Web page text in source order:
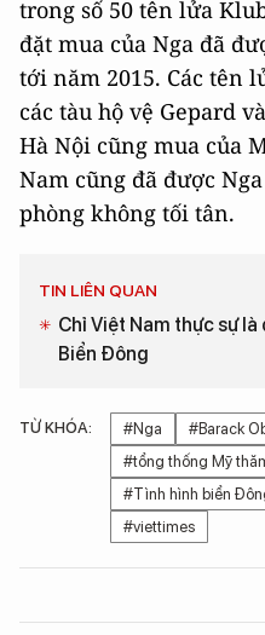
trong số 50 tên lửa
đặt mua của Nga đã
tới năm 2015. Các tên
các tàu hộ vệ Gepard
Hà Nội cũng mua của
Nam cũng đã được
phòng không tối tân.
TIN LIÊN QUAN
Chỉ Việt Nam thực sự là
Biển Đông
TỪ KHÓA: #Nga #Barack
#tổng thống Mỹ
#Tình hình biển
#viettimes